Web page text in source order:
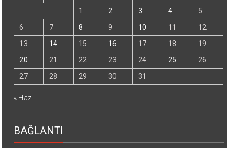
1
2 3 4
5
6
7 8 9 10 11
12
13
14 15 16 17 18
19
20
21 22 23 24 25
26
27
28 29 30 31
« Haz
BAĞLANTI